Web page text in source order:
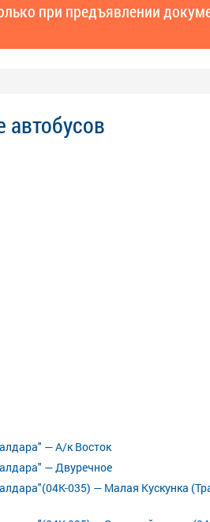
при предъявлении
автобусов
— А/к Восток
— Двуречное
035) — Малая Кускунка